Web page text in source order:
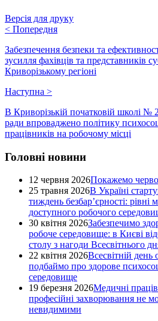
Версія для друку
< Попередня
Забезпечення безпеки та
зусилля фахівців та представників
Криворізькому регіоні
Наступна >
В Криворізькій початковій школі №
ради впроваджено політику
працівників на робочому місці
Головні новини
12 червня 2026Покажемо
25 травня 2026В Україні
тиждень безбар’єрності:
доступного робочого
30 квітня 2026Забезпечимо
робоче середовище: в Києві
столу з нагоди Всесвітнього
22 квітня 2026Всесвітній день
подбаймо про здорове
середовище
19 березня 2026Медичні
професійні захворювання не
невидимими